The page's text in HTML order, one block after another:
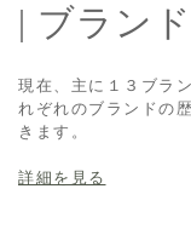
| ブラン
現在、主に１３ブラ
れぞれのブランドの
きます。
詳細を見る